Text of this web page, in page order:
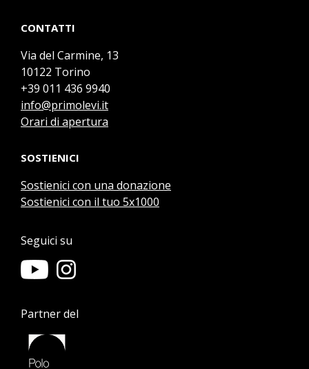
CONTATTI
Via del Carmine, 13
10122 Torino
+39 011 436 9940
info@primolevi.it
Orari di apertura
SOSTIENICI
Sostienici con una donazione
Sostienici con il tuo 5x1000
Seguici su
Partner del